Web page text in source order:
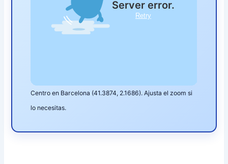
Centro en Barcelona (41.3874, 2.1686). Ajusta el zoom si
lo necesitas.